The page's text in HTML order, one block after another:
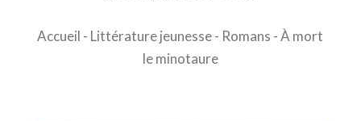
Accueil - Littérature jeunesse- Romans - À mort
le minotaure